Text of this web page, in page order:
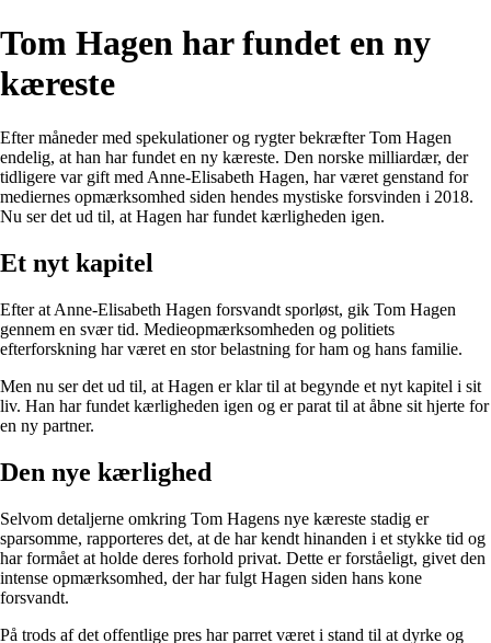
Tom Hagen har fundet en ny
kæreste
Efter måneder med spekulationer og rygter bekræfter Tom Hagen
endelig, at han har fundet en ny kæreste. Den norske milliardær, der
tidligere var gift med Anne-Elisabeth Hagen, har været genstand for
mediernes opmærksomhed siden hendes mystiske forsvinden i 2018.
Nu ser det ud til, at Hagen har fundet kærligheden igen.
Et nyt kapitel
Efter at Anne-Elisabeth Hagen forsvandt sporløst, gik Tom Hagen
gennem en svær tid. Medieopmærksomheden og politiets
efterforskning har været en stor belastning for ham og hans familie.
Men nu ser det ud til, at Hagen er klar til at begynde et nyt kapitel i sit
liv. Han har fundet kærligheden igen og er parat til at åbne sit hjerte for
en ny partner.
Den nye kærlighed
Selvom detaljerne omkring Tom Hagens nye kæreste stadig er
sparsomme, rapporteres det, at de har kendt hinanden i et stykke tid og
har formået at holde deres forhold privat. Dette er forståeligt, givet den
intense opmærksomhed, der har fulgt Hagen siden hans kone
forsvandt.
På trods af det offentlige pres har parret været i stand til at dyrke og